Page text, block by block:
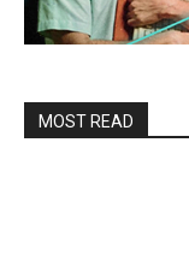
MOST READ